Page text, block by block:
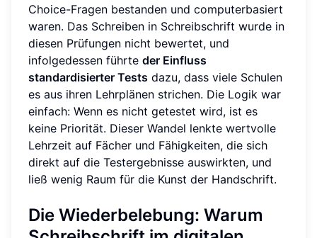
Choice-Fragen bestanden und computerbasiert
waren. Das Schreiben in Schreibschrift wurde in
diesen Prüfungen nicht bewertet, und
infolgedessen führte der Einfluss
standardisierter Tests dazu, dass viele Schulen
es aus ihren Lehrplänen strichen. Die Logik war
einfach: Wenn es nicht getestet wird, ist es
keine Priorität. Dieser Wandel lenkte wertvolle
Lehrzeit auf Fächer und Fähigkeiten, die sich
direkt auf die Testergebnisse auswirkten, und
ließ wenig Raum für die Kunst der Handschrift.
Die Wiederbelebung: Warum